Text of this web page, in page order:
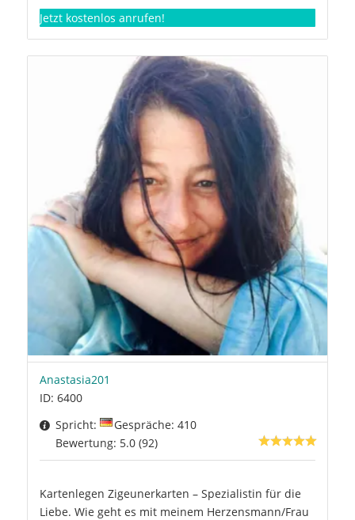
Jetzt kostenlos anrufen!
Anastasia201
ID: 6400
Spricht:
Gespräche: 410
Bewertung: 5.0 (92)
Kartenlegen Zigeunerkarten – Spezialistin für die
Liebe. Wie geht es mit meinem Herzensmann/Frau